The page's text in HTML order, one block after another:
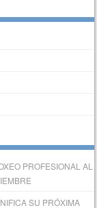
PROFESIONAL AL
SU PRÓXIMA